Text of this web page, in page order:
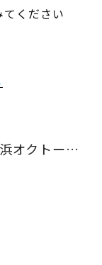
ください
【初心者必見】横浜オクトーバーフェストの魅力とは？魅力的なビールとフードを紹介